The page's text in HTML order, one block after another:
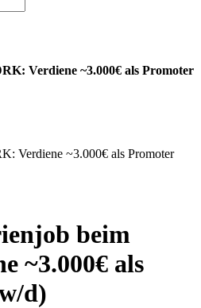
Verdiene ~3.000€ als Promoter
Verdiene ~3.000€ als Promoter
beim
~3.000€ als
d)